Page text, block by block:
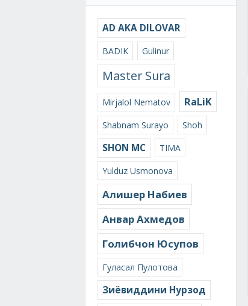
AD AKA DILOVAR
BADIK Gulinur
Master Sura
Mirjalol Nematov RaLiK
Shabnam Surayo Shoh
SHON MC
TIMA
Yulduz Usmonova
Алишер Набиев
Анвар Ахмедов
Голибчон Юсупов
Гуласал Пулотова
Зиёвиддини Нурзод